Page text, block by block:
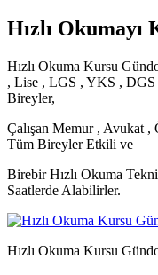
Hızlı
Hızlı Okuma Kursu
, Lise , LGS , YKS ,
Bireyler,
Çalışan Memur , Avukat ,
Tüm Bireyler Etkili ve
Birebir Hızlı Okuma
Saatlerde Alabilirler.
Hızlı Okuma Kursu